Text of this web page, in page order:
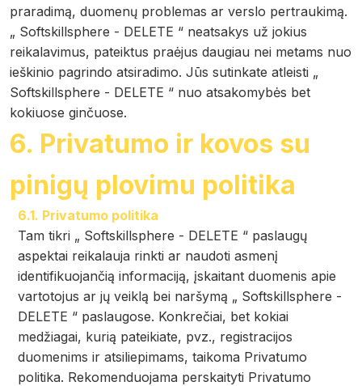
praradimą, duomenų problemas ar verslo pertraukimą.
„ Softskillsphere - DELETE “ neatsakys už jokius
reikalavimus, pateiktus praėjus daugiau nei metams nuo
ieškinio pagrindo atsiradimo. Jūs sutinkate atleisti „
Softskillsphere - DELETE “ nuo atsakomybės bet
kokiuose ginčuose.
6. Privatumo ir kovos su
pinigų plovimu politika
6.1. Privatumo politika
Tam tikri „ Softskillsphere - DELETE “ paslaugų
aspektai reikalauja rinkti ar naudoti asmenį
identifikuojančią informaciją, įskaitant duomenis apie
vartotojus ar jų veiklą bei naršymą „ Softskillsphere -
DELETE “ paslaugose. Konkrečiai, bet kokiai
medžiagai, kurią pateikiate, pvz., registracijos
duomenims ir atsiliepimams, taikoma Privatumo
politika. Rekomenduojama perskaityti Privatumo